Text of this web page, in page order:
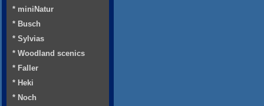
* miniNatur
* Busch
* Sylvias
* Woodland scenics
* Faller
* Heki
* Noch